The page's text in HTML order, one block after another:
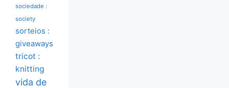
sociedade :
society
sorteios :
giveaways
tricot :
knitting
vida de